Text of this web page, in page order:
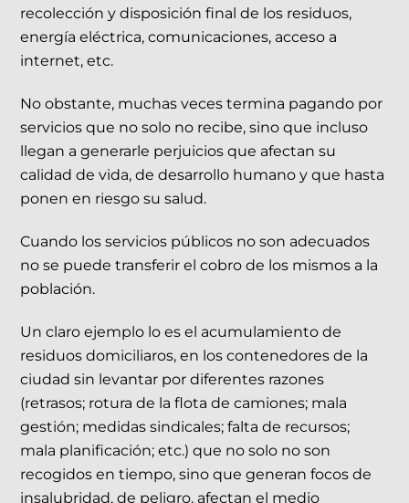
recolección y disposición final de los residuos,
energía eléctrica, comunicaciones, acceso a
internet, etc.
No obstante, muchas veces termina pagando por
servicios que no solo no recibe, sino que incluso
llegan a generarle perjuicios que afectan su
calidad de vida, de desarrollo humano y que hasta
ponen en riesgo su salud.
Cuando los servicios públicos no son adecuados
no se puede transferir el cobro de los mismos a la
población.
Un claro ejemplo lo es el acumulamiento de
residuos domiciliaros, en los contenedores de la
ciudad sin levantar por diferentes razones
(retrasos; rotura de la flota de camiones; mala
gestión; medidas sindicales; falta de recursos;
mala planificación; etc.) que no solo no son
recogidos en tiempo, sino que generan focos de
insalubridad, de peligro, afectan el medio